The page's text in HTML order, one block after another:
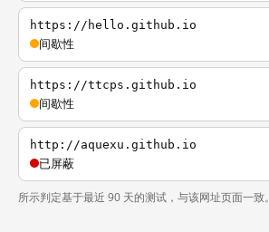
https://hello.github.io
间歇性
https://ttcps.github.io
间歇性
http://aquexu.github.io
已屏蔽
所示判定基于最近 90 天的测试，与该网址页面一致。